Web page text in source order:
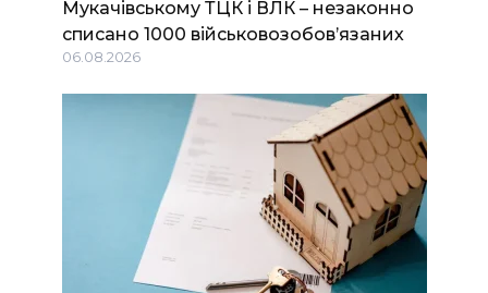
Мукачівському ТЦК і ВЛК – незаконно
списано 1000 військовозобов’язаних
06.08.2026